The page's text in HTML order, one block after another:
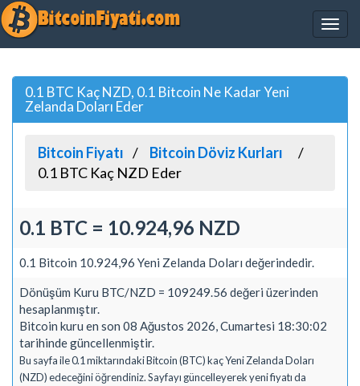
0.1 BTC Kaç NZD, 0.1 Bitcoin Ne Kadar Yeni
Zelanda Doları Eder
Bitcoin Fiyatı
Bitcoin Döviz Kurları
0.1 BTC Kaç NZD Eder
0.1 BTC = 10.924,96 NZD
0.1 Bitcoin 10.924,96 Yeni Zelanda Doları değerindedir.
Dönüşüm Kuru BTC/NZD = 109249.56 değeri üzerinden
hesaplanmıştır.
Bitcoin kuru en son 08 Ağustos 2026, Cumartesi 18:30:02
tarihinde güncellenmiştir.
Bu sayfa ile 0.1 miktarındaki Bitcoin (BTC) kaç Yeni Zelanda Doları
(NZD) edeceğini öğrendiniz. Sayfayı güncelleyerek yeni fiyatı da